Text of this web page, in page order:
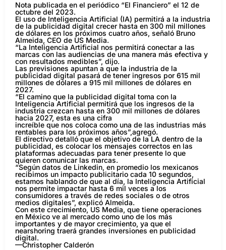
Nota publicada en el periódico “El Financiero” el 12 de
octubre del 2023.
El uso de Inteligencia Artificial (IA) permitirá a la industria
de la publicidad digital crecer hasta en 300 mil millones
de dólares en los próximos cuatro años, señaló Bruno
Almeida, CEO de US Media.
“La Inteligencia Artificial nos permitirá conectar a las
marcas con las audiencias de una manera más efectiva y
con resultados medibles”, dijo.
Las previsiones apuntan a que la industria de la
publicidad digital pasará de tener ingresos por 615 mil
millones de dólares a 915 mil millones de dólares en
2027.
“El camino que la publicidad digital toma con la
Inteligencia Artificial permitirá que los ingresos de la
industria crezcan hasta en 300 mil millones de dólares
hacia 2027, esta es una cifra
increíble que nos coloca como una de las industrias más
rentables para los próximos años”,agregó.
El directivo detalló que el objetivo de la LA dentro de la
publicidad, es colocar los mensajes correctos en las
plataformas adecuadas para tener presente lo que
quieren comunicar las marcas.
“Según datos de Linkedin, en promedio los mexicanos
recibimos un impacto publicitario cada 10 segundos,
estamos hablando de que al día, la Inteligencia Artificial
nos permite impactar hasta 6 mil veces a los
consumidores a través de redes sociales o de otros
medios digitales”, explicó Almeida.
Con este crecimiento, US Media, que tiene operaciones
en México ve al mercado como uno de los más
importantes y de mayor crecimiento, ya que el
nearshoring traerá grandes inversiones en publicidad
digital.
—Christopher Calderón